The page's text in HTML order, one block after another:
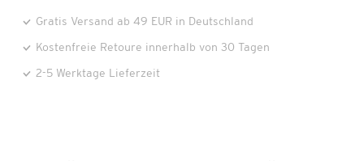
Gratis Versand ab 49 EUR in Deutschland
Kostenfreie Retoure innerhalb von 30 Tagen
2-5 Werktage Lieferzeit